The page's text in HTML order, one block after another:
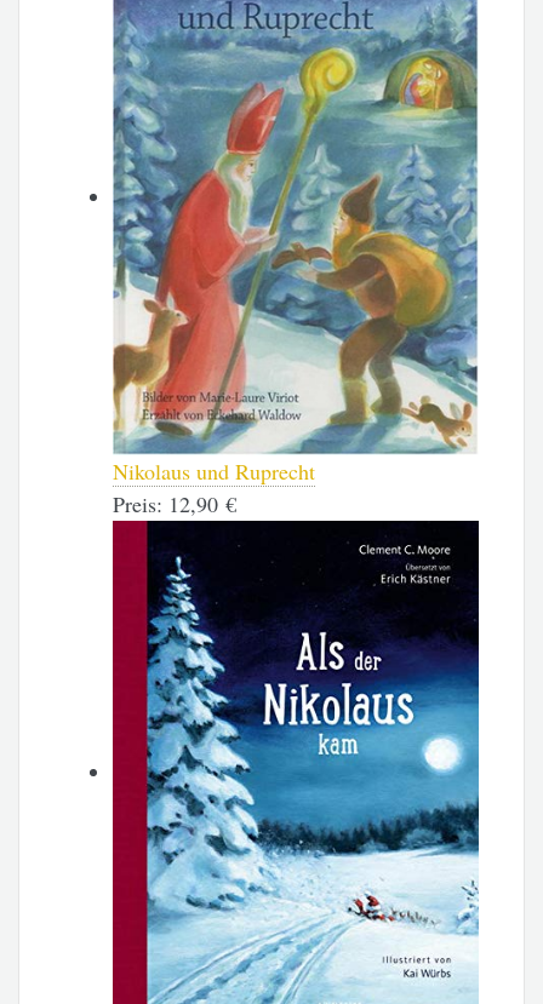
Nikolaus und Ruprecht
Preis: 12,90 €